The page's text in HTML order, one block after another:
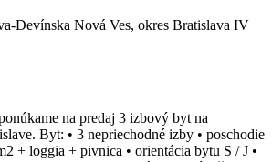
Devínska Nová Ves, okres Bratislava IV
na predaj 3 izbový byt na
Byt: • 3 nepriechodné izby • poschodie
+ loggia + pivnica • orientácia bytu S / J •